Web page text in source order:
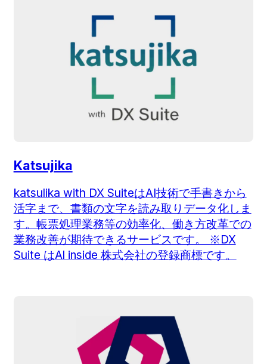
Katsujika
katsulika with DX SuiteはAI技術で手書きから
活字まで、書類の文字を読み取りデータ化しま
す。帳票処理業務等の効率化、働き方改革での
業務改善が期待できるサービスです。 ※DX
Suite はAl inside 株式会社の登録商標です。